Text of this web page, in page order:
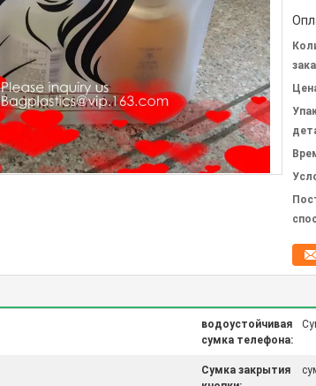
водоустойчивая
сумка телефона:
Сумка закрытия